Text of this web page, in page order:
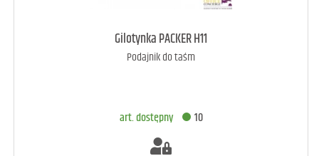
art. dostępny 14
Gilotynka PACKER H11
Podajnik do taśm
art. dostępny 10